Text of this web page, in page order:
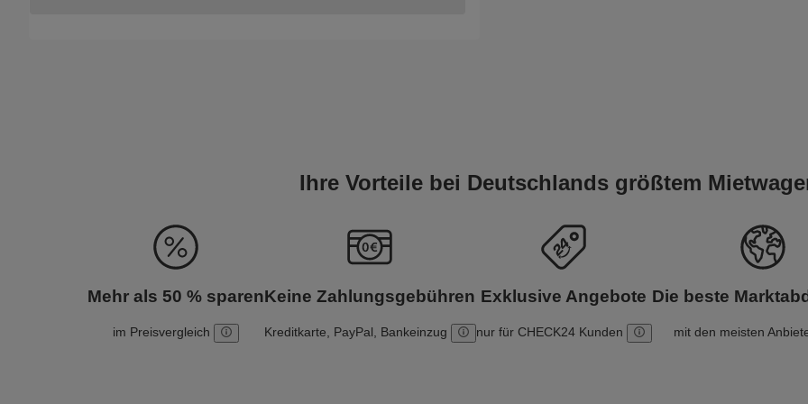
Ihre Vorteile bei Deutschlands größtem
Mehr als 50 % sparen
im Preisvergleich
Keine Zahlungsgebühren
Kreditkarte, PayPal, Bankeinzug
Exklusive Angebote
nur für CHECK24 Kunden
Die beste
mit den meisten